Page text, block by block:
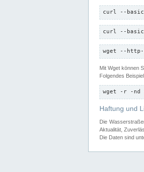
curl --
curl --
wget --
Mit Wget können
Folgendes
wget -r -nd
Haftung und
Die
Aktualität,
Die Daten sind